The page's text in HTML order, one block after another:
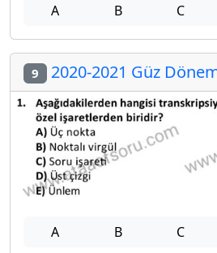
A B C
9 2020-2021 Güz
A B C